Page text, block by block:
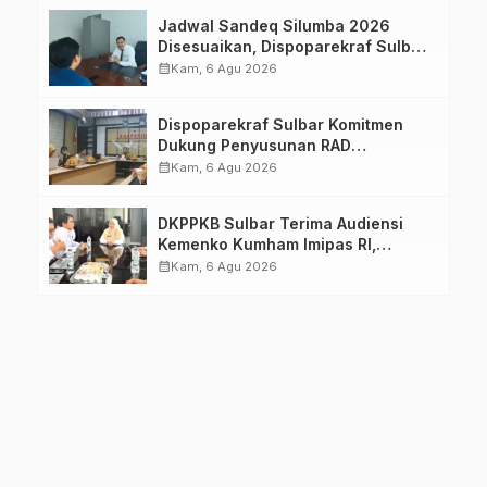
Jadwal Sandeq Silumba 2026
Disesuaikan, Dispoparekraf Sulbar
Pastikan Persiapan Tetap
calendar_monthKam, 6 Agu 2026
Dispoparekraf Sulbar Komitmen
Dukung Penyusunan RAD
TPB/SDGs Sulawesi Barat
calendar_monthKam, 6 Agu 2026
DKPPKB Sulbar Terima Audiensi
Kemenko Kumham Imipas RI,
Perkuat Pelayanan Kesehatan bagi
calendar_monthKam, 6 Agu 2026